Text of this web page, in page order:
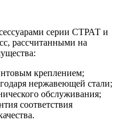
серии СТРАТ и
рассчитанными на
креплением;
нержавеющей стали;
обслуживания;
соответствия